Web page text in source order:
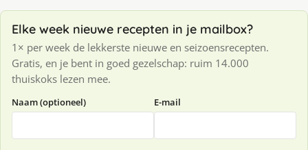
Elke week nieuwe recepten in je mailbox?
1× per week de lekkerste nieuwe en seizoensrecepten.
Gratis, en je bent in goed gezelschap: ruim 14.000
thuiskoks lezen mee.
Naam (optioneel) E-mail